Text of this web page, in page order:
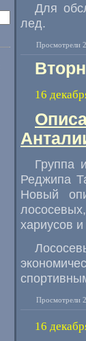
Для
лед.
Просмотрели
16
Группа
Реджипа
Новый
лососевых,
хариусов
Просмотрели
16